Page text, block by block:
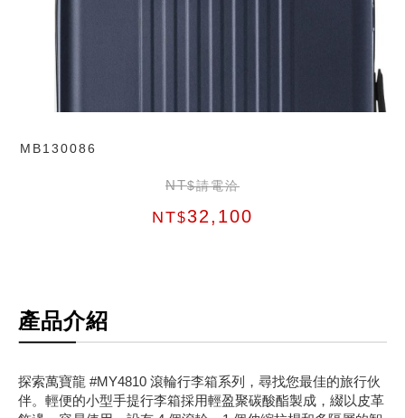
MB130086
NT$請電洽
NT$32,100
產品介紹
探索萬寶龍 #MY4810 滾輪行李箱系列，尋找您最佳的旅行伙
伴。輕便的小型手提行李箱採用輕盈聚碳酸酯製成，綴以皮革